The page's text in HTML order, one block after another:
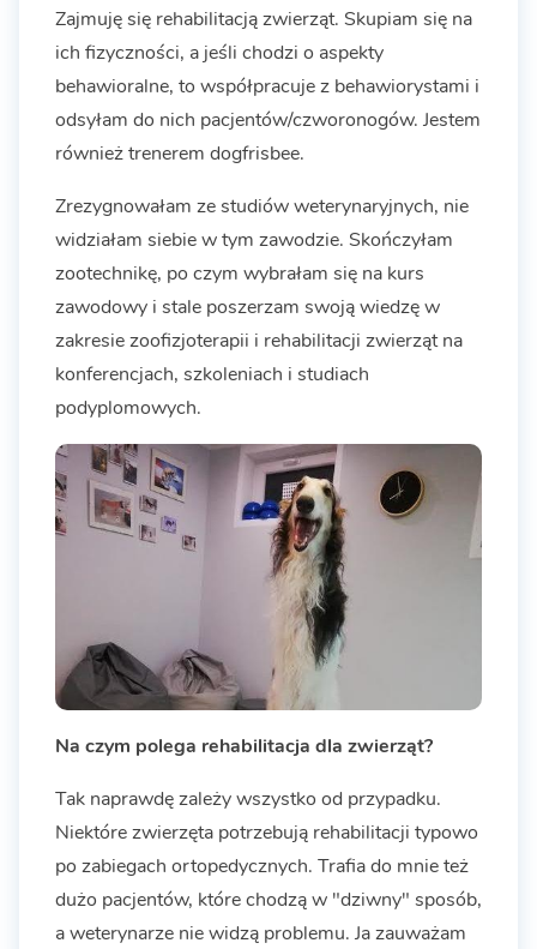
Zajmuję się rehabilitacją zwierząt. Skupiam się na
ich fizyczności, a jeśli chodzi o aspekty
behawioralne, to współpracuje z behawiorystami i
odsyłam do nich pacjentów/czworonogów. Jestem
również trenerem dogfrisbee.
Zrezygnowałam ze studiów weterynaryjnych, nie
widziałam siebie w tym zawodzie. Skończyłam
zootechnikę, po czym wybrałam się na kurs
zawodowy i stale poszerzam swoją wiedzę w
zakresie zoofizjoterapii i rehabilitacji zwierząt na
konferencjach, szkoleniach i studiach
podyplomowych.
Na czym polega rehabilitacja dla zwierząt?
Tak naprawdę zależy wszystko od przypadku.
Niektóre zwierzęta potrzebują rehabilitacji typowo
po zabiegach ortopedycznych. Trafia do mnie też
dużo pacjentów, które chodzą w "dziwny" sposób,
a weterynarze nie widzą problemu. Ja zauważam